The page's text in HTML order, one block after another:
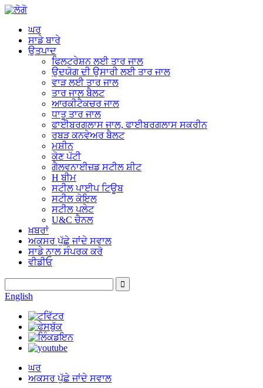
ਘਰ
ਸਾਡੇ ਬਾਰੇ
ਉਤਪਾਦ
ਫਿਲਟਰੇਸ਼ਨ ਲਈ ਤਾਰ ਜਾਲ
ਉਦਯੋਗ ਦੀ ਉਸਾਰੀ ਲਈ ਤਾਰ ਜਾਲ
ਵਾੜ ਲਈ ਤਾਰ ਜਾਲ
ਤਾਰ ਜਾਲ ਬੈਲਟ
ਆਰਕੀਟੈਕਚਰ ਜਾਲ
ਧਾਤੂ ਤਾਰ ਜਾਲ
ਫਾਈਬਰਗਲਾਸ ਜਾਲ, ਫਾਈਬਰਗਲਾਸ ਸਕਰੀਨ
ਰਬੜ ਕਨਵੇਅਰ ਬੈਲਟ
ਮਸ਼ੀਨ
ਕੋਣ ਪੱਟੀ
ਗੈਲਵਨਾਈਜ਼ਡ ਸਟੀਲ ਸ਼ੀਟ
H ਬੀਮ
ਸਟੀਲ ਪਾਈਪ ਟਿਊਬ
ਸਟੀਲ ਕੋਇਲ
ਸਟੀਲ ਪਲੇਟ
U&C ਚੈਨਲ
ਖ਼ਬਰਾਂ
ਅਕਸਰ ਪੁੱਛੇ ਜਾਂਦੇ ਸਵਾਲ
ਸਾਡੇ ਨਾਲ ਸੰਪਰਕ ਕਰੋ
ਵੀਡੀਓ
English
ਘਰ
ਅਕਸਰ ਪੁੱਛੇ ਜਾਂਦੇ ਸਵਾਲ